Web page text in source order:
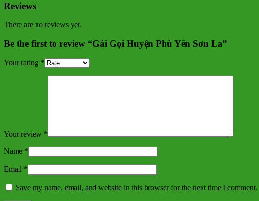
Reviews
There are no reviews yet.
Be the first to review “Gái Gọi Huyện Phù Yên Sơn La”
Your rating *
Your review *
Name *
Email *
Save my name, email, and website in this browser for the next time I comment.